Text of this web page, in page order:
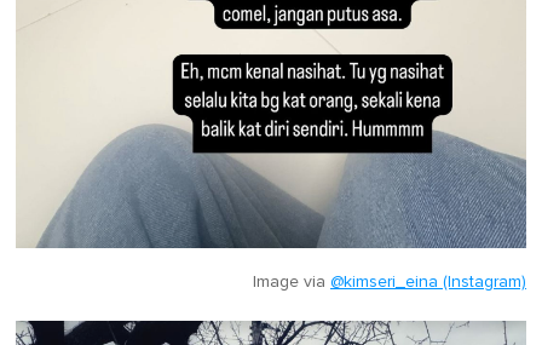
Image via @kimseri_eina (Instagram)